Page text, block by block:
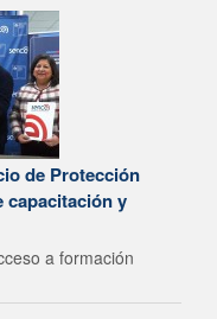
de Protección
capacitación y
a formación